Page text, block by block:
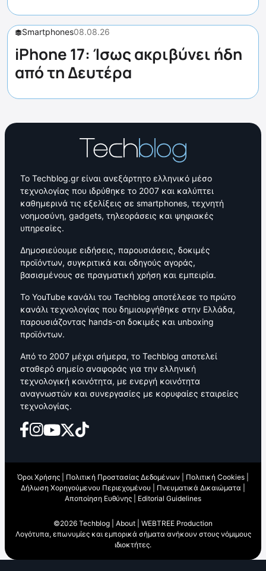
Smartphones08.08.26
iPhone 17: Ίσως ακριβύνει ήδη
από τη Δευτέρα
Το Techblog.gr είναι ανεξάρτητο ελληνικό μέσο
τεχνολογίας που ιδρύθηκε το 2007 και καλύπτει
καθημερινά τις εξελίξεις σε smartphones, τεχνητή
νοημοσύνη, gadgets, τηλεοράσεις και ψηφιακές
υπηρεσίες.
Δημοσιεύουμε ειδήσεις, παρουσιάσεις, δοκιμές
προϊόντων, συγκριτικά και οδηγούς αγοράς,
βασισμένους σε πραγματική χρήση και εμπειρία.
Το YouTube κανάλι του Techblog αποτέλεσε το πρώτο
κανάλι τεχνολογίας που δημιουργήθηκε στην Ελλάδα,
παρουσιάζοντας hands-on δοκιμές και unboxing
προϊόντων.
Από το 2007 μέχρι σήμερα, το Techblog αποτελεί
σταθερό σημείο αναφοράς για την ελληνική
τεχνολογική κοινότητα, με ενεργή κοινότητα
αναγνωστών και συνεργασίες με κορυφαίες εταιρείες
τεχνολογίας.
Όροι Χρήσης Πολιτική Προστασίας Δεδομένων Πολιτική Cookies
Δήλωση Χορηγούμενου Περιεχομένου
Πνευματικά Δικαιώματα
Αποποίηση Ευθύνης
Editorial Guidelines
©2026 Techblog | About
WEBTREE Production
Λογότυπα, επωνυμίες και εμπορικά σήματα ανήκουν στους νόμιμους
ιδιοκτήτες.